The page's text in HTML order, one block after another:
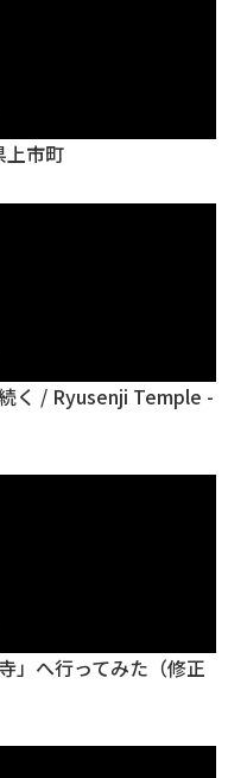
上市町
く / Ryusenji Temple -
」へ行ってみた（修正